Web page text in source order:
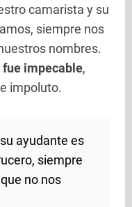
camarista y su
siempre nos
nombres.
fue impecable,
impoluto.
ayudante es
siempre
no nos